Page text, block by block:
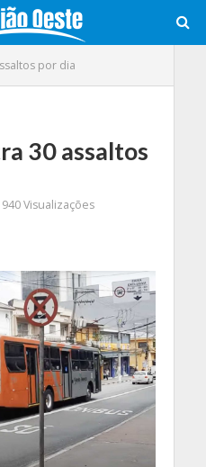
por dia
30 assaltos
940 Visualizações